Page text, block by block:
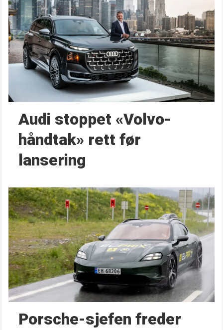
Audi stoppet «Volvo-
håndtak» rett før
lansering
Porsche-sjefen freder